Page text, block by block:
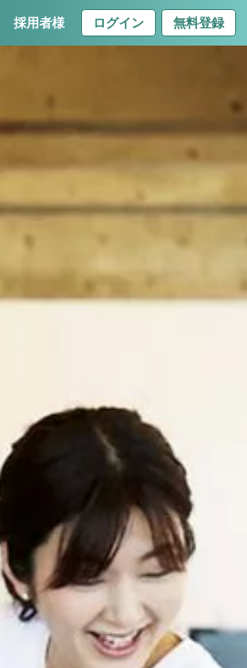
採用者様 ログイン 無料登録